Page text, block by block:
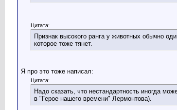
Цитата:
Признак высокого ранга у животных обычно
которое тоже тянет.
Я про это тоже написал:
Цитата:
Надо сказать, что нестандартность иногда
в "Герое нашего времени" Лермонтова).